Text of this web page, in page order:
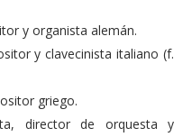
y organista alemán.
y clavecinista italiano (f.
griego.
director de orquesta y